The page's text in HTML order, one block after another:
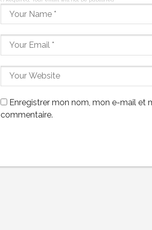
Enregistrer mon nom, mon e-mail et
commentaire.